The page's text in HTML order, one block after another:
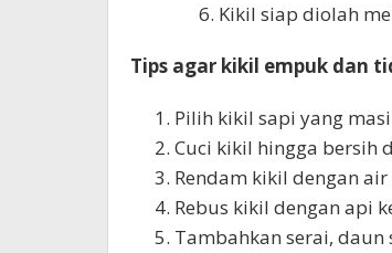
Kikil siap diolah
Tips agar kikil empuk dan
Pilih kikil sapi yang
Cuci kikil hingga bersih
Rendam kikil dengan
Rebus kikil dengan api
Tambahkan serai,